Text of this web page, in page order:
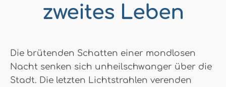
zweites Leben
Die brütenden Schatten einer mondlosen
Nacht senken sich unheilschwanger über die
Stadt. Die letzten Lichtstrahlen verenden